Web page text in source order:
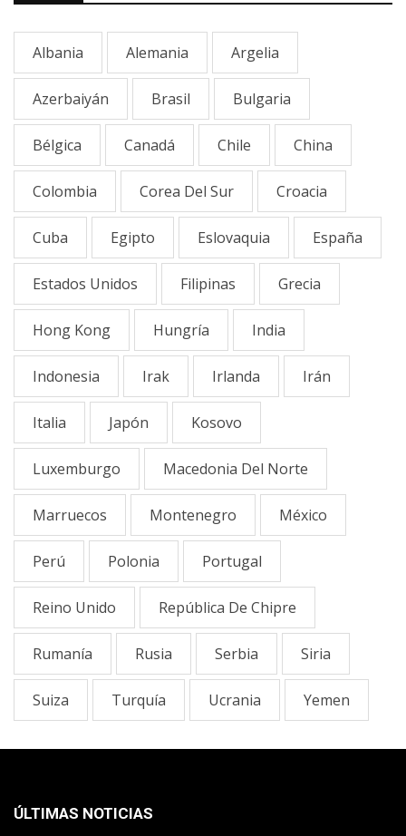
Albania Alemania Argelia
Azerbaiyán Brasil Bulgaria
Bélgica Canadá Chile China
Colombia Corea Del Sur Croacia
Cuba Egipto Eslovaquia España
Estados Unidos Filipinas Grecia
Hong Kong Hungría India
Indonesia Irak Irlanda Irán
Italia Japón Kosovo
Luxemburgo Macedonia Del Norte
Marruecos Montenegro México
Perú Polonia Portugal
Reino Unido República De Chipre
Rumanía Rusia Serbia Siria
Suiza Turquía Ucrania Yemen
ÚLTIMAS NOTICIAS